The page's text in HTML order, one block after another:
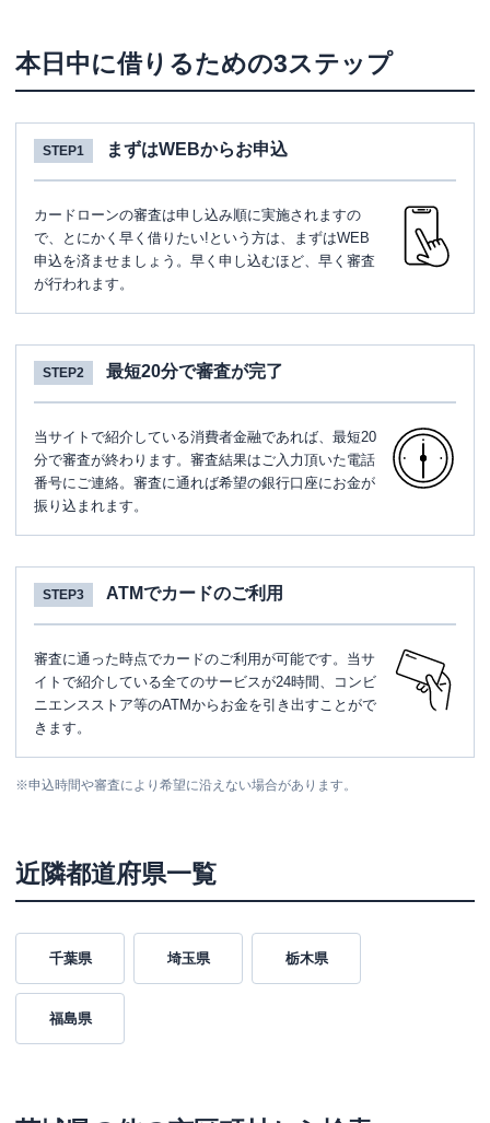
本日中に借りるための3ステップ
STEP1 まずはWEBからお申込
カードローンの審査は申し込み順に実施されますの
で、とにかく早く借りたい!という方は、まずはWEB
申込を済ませましょう。早く申し込むほど、早く審査
が行われます。
STEP2 最短20分で審査が完了
当サイトで紹介している消費者金融であれば、最短20
分で審査が終わります。審査結果はご入力頂いた電話
番号にご連絡。審査に通れば希望の銀行口座にお金が
振り込まれます。
STEP3 ATMでカードのご利用
審査に通った時点でカードのご利用が可能です。当サ
イトで紹介している全てのサービスが24時間、コンビ
ニエンスストア等のATMからお金を引き出すことがで
きます。
※申込時間や審査により希望に沿えない場合があります。
近隣都道府県一覧
千葉県 埼玉県 栃木県
福島県